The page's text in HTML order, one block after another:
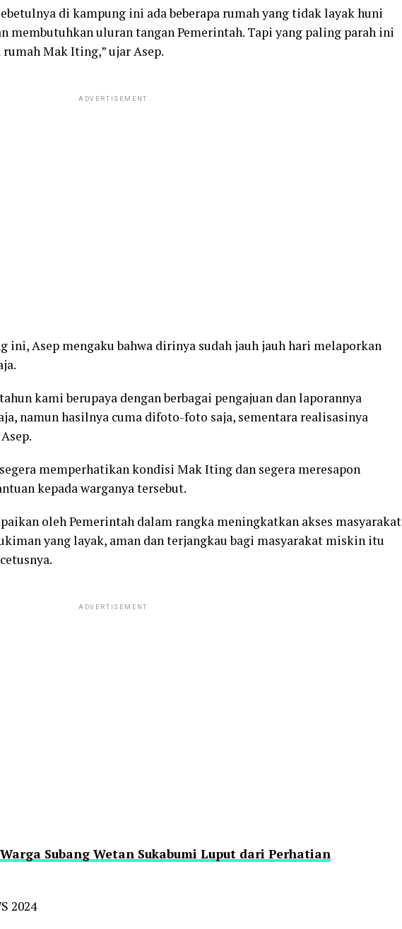
di kampung ini ada beberapa rumah yang tidak layak huni
membutuhkan uluran tangan Pemerintah. Tapi yang paling parah ini
rumah Mak Iting,” ujar Asep.
ADVERTISEMENT
Asep mengaku bahwa dirinya sudah jauh jauh hari melaporkan
kami berupaya dengan berbagai pengajuan dan laporannya
namun hasilnya cuma difoto-foto saja, sementara realisasinya
memperhatikan kondisi Mak Iting dan segera meresapon
kepada warganya tersebut.
oleh Pemerintah dalam rangka meningkatkan akses masyarakat
yang layak, aman dan terjangkau bagi masyarakat miskin itu
ADVERTISEMENT
Subang Wetan Sukabumi Luput dari Perhatian
2024